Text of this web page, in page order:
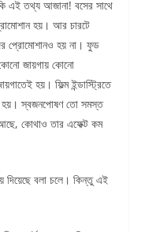
এই তথ্য আজানা! বসের সাথে
হয়। আর চারটে
প্রোমোশানও হয় না। ফুড
কোনো জায়গায় কোনো
হয়। ফিল্ম ইন্ডাস্ট্রিতে
হয়। স্বজনপোষণ তো সমস্ত
কোথাও তার এফেক্ট কম
ভুল।
দিয়েছে বলা চলে। কিন্তু এই